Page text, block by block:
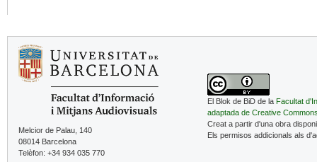
Melcior de Palau, 140
08014 Barcelona
Telèfon: +34 934 035 770
El Blok de BiD de la Facultat
adaptada de Creative
Creat a partir d'una obra
Els permisos addicionals als